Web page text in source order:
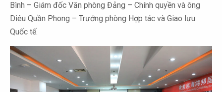
Bình – Giám đốc Văn phòng Đảng – Chính quyền và ông
Diêu Quần Phong – Trưởng phòng Hợp tác và Giao lưu
Quốc tế.